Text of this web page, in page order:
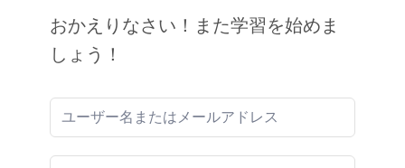
おかえりなさい！また学習を始めま
しょう！